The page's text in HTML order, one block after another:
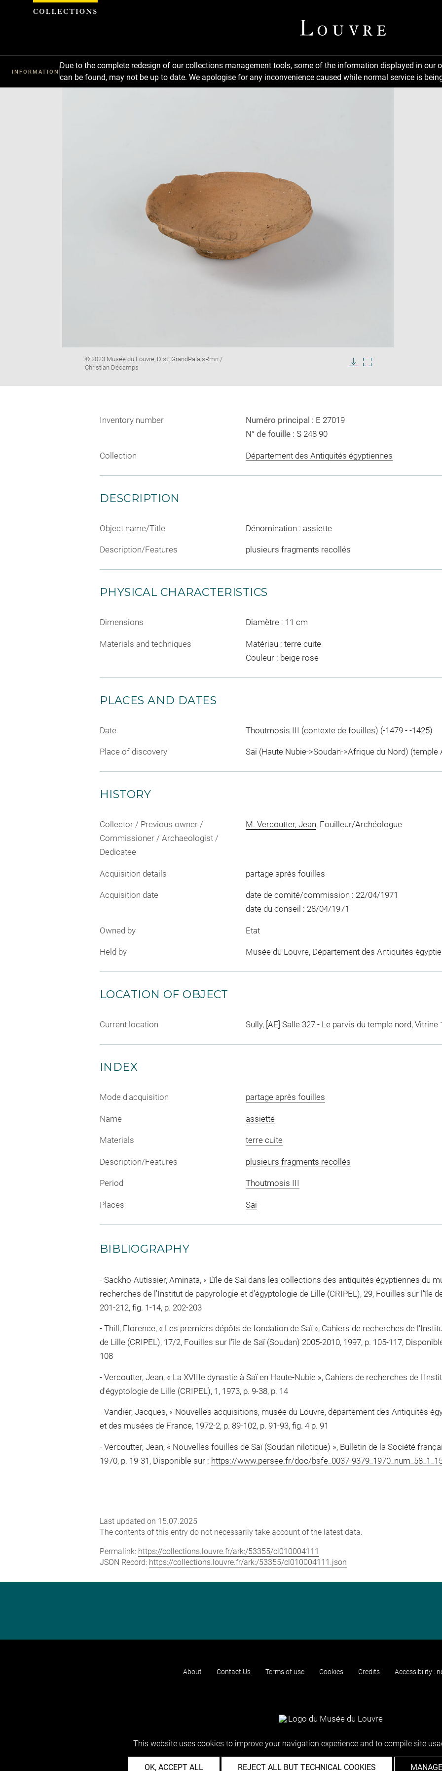
INFORMATION
Due to the complete redesign of our collections management tools, some of the information displayed in
can be found, may not be up to date. We apologise for any inconvenience caused while normal service is
Image
caption:
© 2023 Musée du Louvre, Dist. GrandPalaisRmn /
Christian Décamps
Inventory number Numéro principal : E 27019
N° de fouille : S 248 90
Collection Département des Antiquités égyptiennes
DESCRIPTION
Object name/Title Dénomination : assiette
Description/Features plusieurs fragments recollés
PHYSICAL CHARACTERISTICS
Dimensions Diamètre : 11 cm
Materials and techniques
Matériau : terre cuite
Couleur : beige rose
PLACES AND DATES
Date Thoutmosis III (contexte de fouilles) (-1479 - -1425)
Place of discovery Saï (Haute Nubie->Soudan->Afrique du Nord) (temple
HISTORY
Collector / Previous owner /
Commissioner / Archaeologist /
Dedicatee
M. Vercoutter, Jean, Fouilleur/Archéologue
Acquisition details partage après fouilles
Acquisition date
date de comité/commission : 22/04/1971
date du conseil : 28/04/1971
Owned by Etat
Held by Musée du Louvre, Département des Antiquités
LOCATION OF OBJECT
Current location Sully, [AE] Salle 327 - Le parvis du temple nord, Vitrine
INDEX
Mode d'acquisition partage après fouilles
Name assiette
Materials terre cuite
Description/Features plusieurs fragments recollés
Period Thoutmosis III
Places Saï
BIBLIOGRAPHY
Sackho-Autissier, Aminata, « L'île de Saï dans les collections des antiquités égyptiennes du
recherches de l'Institut de papyrologie et d'égyptologie de Lille (CRIPEL), 29, Fouilles sur l'île
201-212, fig. 1-14, p. 202-203
Thill, Florence, « Les premiers dépôts de fondation de Saï », Cahiers de recherches de
de Lille (CRIPEL), 17/2, Fouilles sur l'île de Saï (Soudan) 2005-2010, 1997, p. 105-117,
108
Vercoutter, Jean, « La XVIIIe dynastie à Saï en Haute-Nubie », Cahiers de recherches de
d'égyptologie de Lille (CRIPEL), 1, 1973, p. 9-38, p. 14
Vandier, Jacques, « Nouvelles acquisitions, musée du Louvre, département des Antiquités
et des musées de France, 1972-2, p. 89-102, p. 91-93, fig. 4 p. 91
Vercoutter, Jean, « Nouvelles fouilles de Saï (Soudan nilotique) », Bulletin de la Société
1970, p. 19-31, Disponible sur : https://www.persee.fr/doc/bsfe_0037-
Last updated on 15.07.2025
The contents of this entry do not necessarily take account of the latest data.
Permalink: https://collections.louvre.fr/ark:/53355/cl010004111
JSON Record: https://collections.louvre.fr/ark:/53355/cl010004111.json
About Contact Us Terms of use Cookies Credits Accessibility :
Cookies management panel
This website uses cookies to improve your navigation experience and to compile site
OK, ACCEPT ALL REJECT ALL BUT TECHNICAL COOKIES